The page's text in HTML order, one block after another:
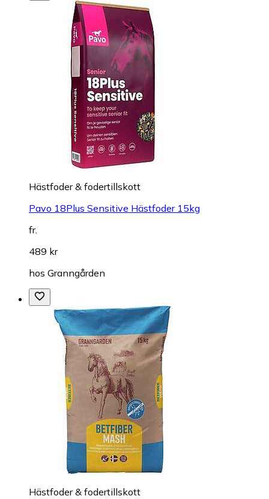
Hästfoder & fodertillskott
Pavo 18Plus Sensitive Hästfoder 15kg
fr.
489 kr
hos Granngården
Hästfoder & fodertillskott